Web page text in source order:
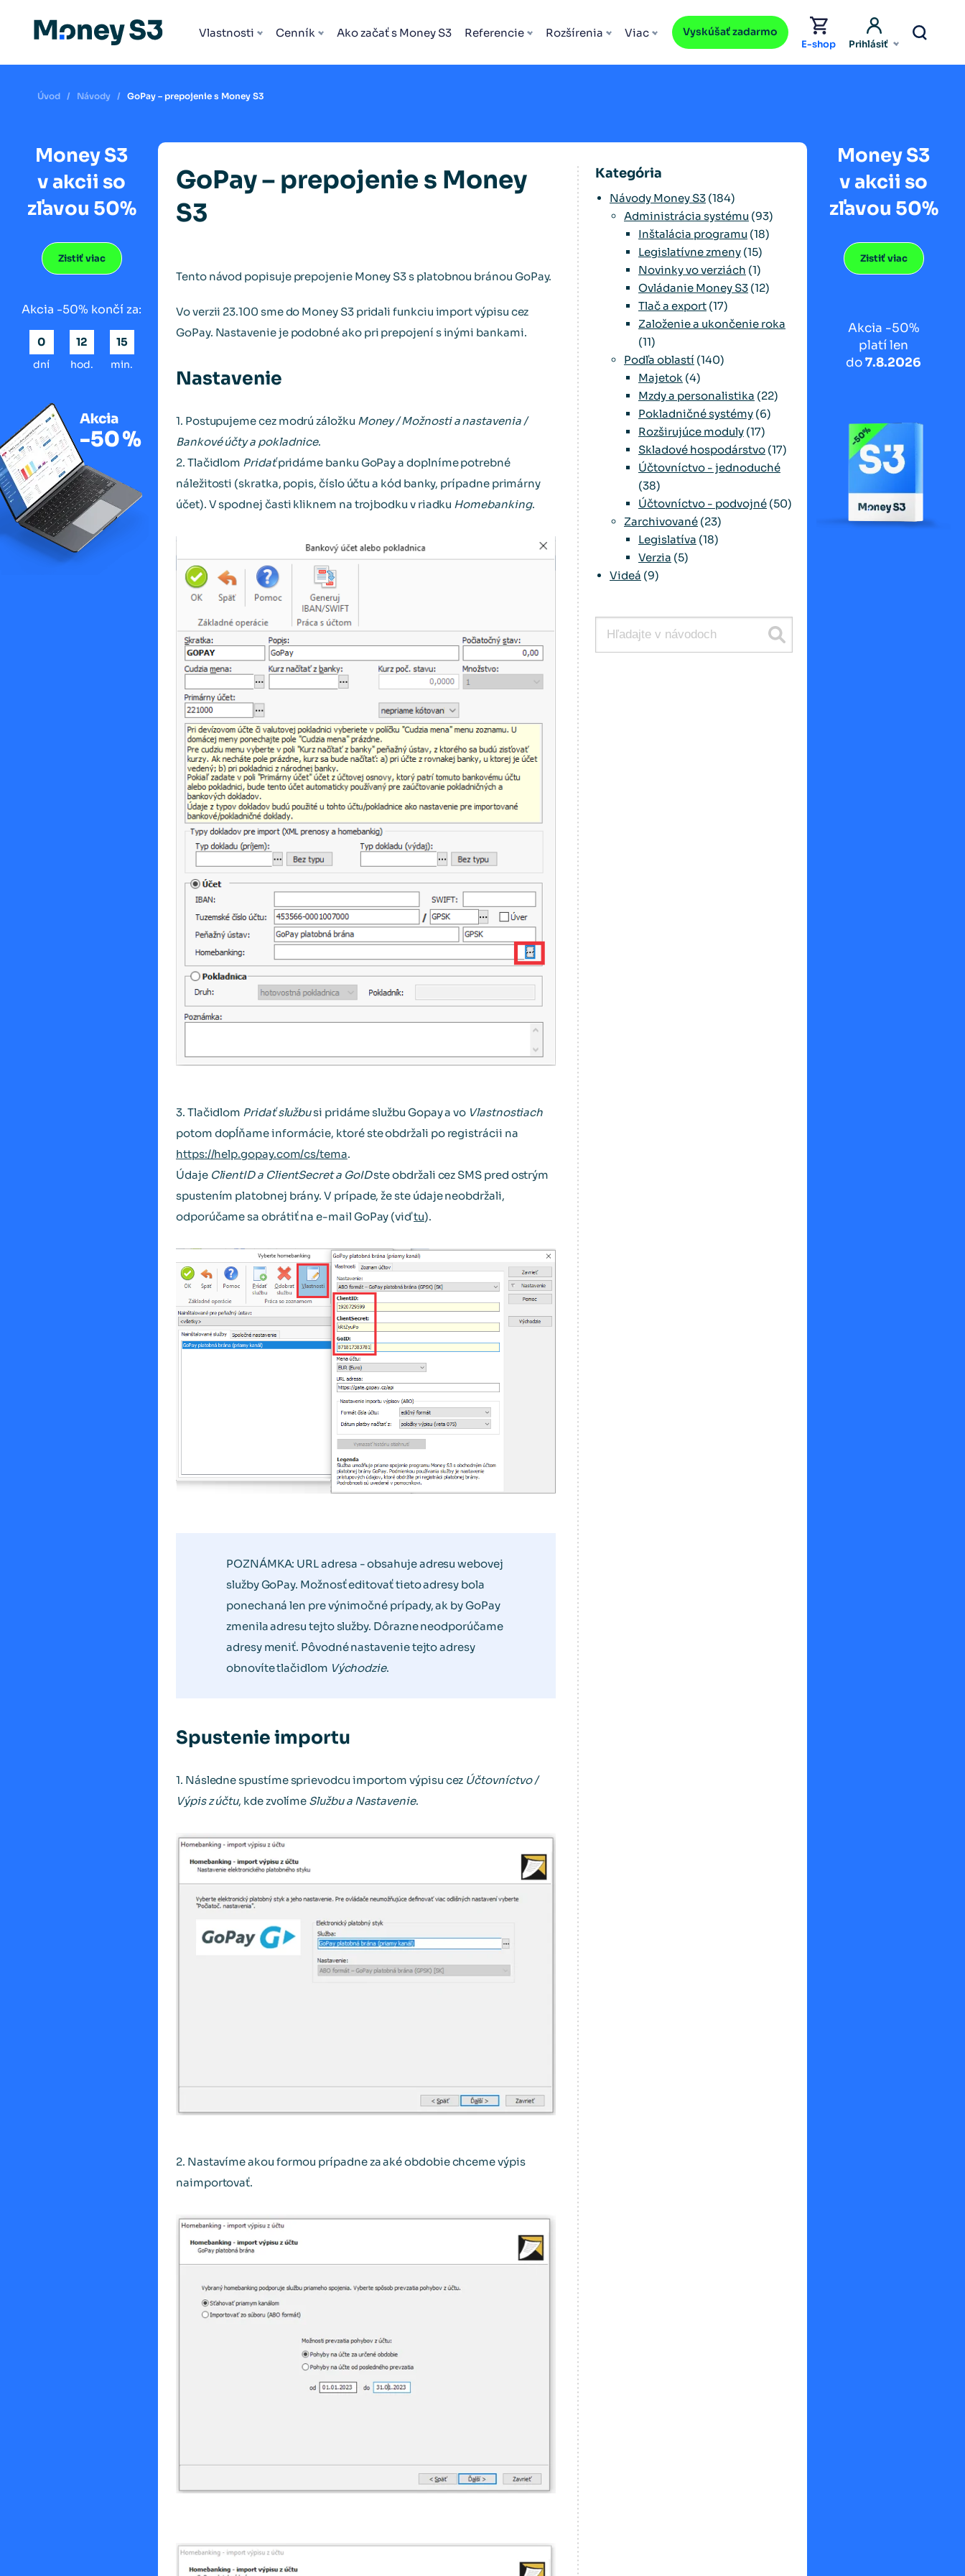
Vlastnosti Cenník Ako začať s Money S3 Referencie Rozšírenia Viac Vyskúšať zadarmo
E-shop Prihlásiť
Úvod / Návody / GoPay – prepojenie s Money S3
Money S3
v akcii so
zľavou 50%
Zistiť viac
Akcia -50% končí za:
0
dní
12
hod.
15
min.
GoPay – prepojenie s Money
S3
Tento návod popisuje prepojenie Money S3 s platobnou bránou GoPay.
Vo verzii 23.100 sme do Money S3 pridali funkciu import výpisu cez
GoPay. Nastavenie je podobné ako pri prepojení s inými bankami.
Nastavenie
1. Postupujeme cez modrú záložku Money / Možnosti a nastavenia /
Bankové účty a pokladnice.
2. Tlačidlom Pridaťpridáme banku GoPay a doplníme potrebné
náležitosti (skratka, popis, číslo účtu a kód banky, prípadne primárny
účet). V spodnej časti kliknem na trojbodku v riadku Homebanking.
3. Tlačidlom Pridať službusi pridáme službu Gopay a vo Vlastnostiach
potom dopĺňame informácie, ktoré ste obdržali po registrácii na
https://help.gopay.com/cs/tema.
Údaje ClientID a ClientSecret a GoIDste obdržali cez SMS pred ostrým
spustením platobnej brány. V prípade, že ste údaje neobdržali,
odporúčame sa obrátiť na e-mail GoPay (viďtu).
POZNÁMKA: URL adresa - obsahuje adresu webovej
služby GoPay. Možnosť editovať tieto adresy bola
ponechaná len pre výnimočné prípady, ak by GoPay
zmenila adresu tejto služby. Dôrazne neodporúčame
adresy meniť. Pôvodné nastavenie tejto adresy
obnovíte tlačidlom Východzie.
Spustenie importu
1. Následne spustíme sprievodcu importom výpisu cez Účtovníctvo /
Výpis z účtu, kde zvolíme Službu a Nastavenie.
2. Nastavíme akou formou prípadne za aké obdobie chceme výpis
naimportovať.
Kategória
Návody Money S3 (184)
Administrácia systému (93)
Inštalácia programu (18)
Legislatívne zmeny (15)
Novinky vo verziách (1)
Ovládanie Money S3 (12)
Tlač a export (17)
Založenie a ukončenie roka
(11)
Podľa oblastí (140)
Majetok (4)
Mzdy a personalistika (22)
Pokladničné systémy (6)
Rozširujúce moduly (17)
Skladové hospodárstvo (17)
Účtovníctvo - jednoduché
(38)
Účtovníctvo - podvojné (50)
Zarchivované (23)
Legislatíva (18)
Verzia (5)
Videá (9)
Money S3
v akcii so
zľavou 50%
Zistiť viac
Akcia -50%
platí len
do7.8.2026